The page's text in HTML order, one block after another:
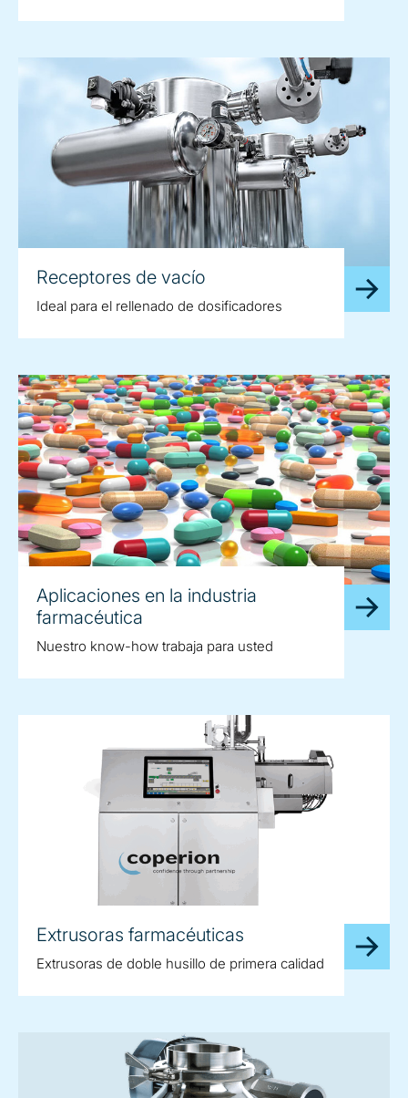
Receptores de vacío
Ideal para el rellenado de dosificadores
Aplicaciones en la industria
farmacéutica
Nuestro know-how trabaja para usted
Extrusoras farmacéuticas
Extrusoras de doble husillo de primera calidad